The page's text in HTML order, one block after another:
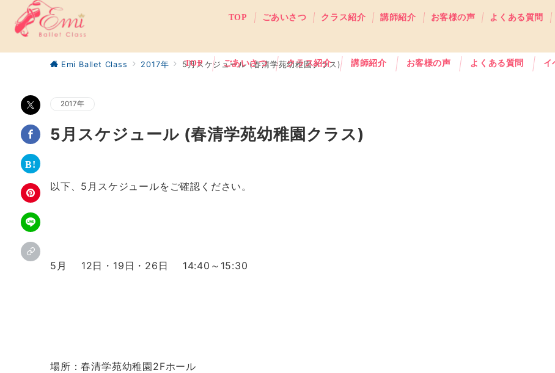
TOP ごあいさつ クラス紹介 講師紹介 お客様の声 よくある質問 イ
TOP ごあいさつ クラス紹介 講師紹介 お客様の声 よくある質問
Emi Ballet Class 2017年 5月スケジュール (春清学苑幼稚園クラス)
2017年
5月スケジュール (春清学苑幼稚園クラス)
以下、5月スケジュールをご確認ください。
5月 12日・19日・26日 14:40～15:30
場所：春清学苑幼稚園2Fホール